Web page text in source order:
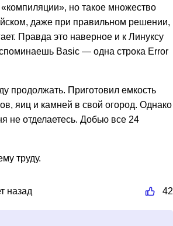
но такое множество
даже при правильном решении,
Правда это наверное и к Линуксу
Basic — одна строка Error
продолжать. Приготовил емкость
яиц и камней в свой огород. Однако
не отделаетесь. Добью все 24
труду.
назад 42